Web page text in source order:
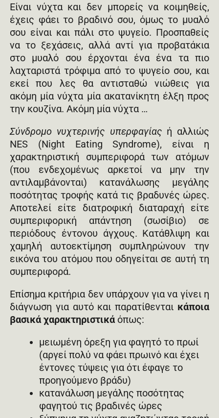
Είναι νύχτα και δεν μπορείς να κοιμηθείς,
έχεις φάει το βραδινό σου, όμως το μυαλό
σου είναι και πάλι στο ψυγείο. Προσπαθείς
να το ξεχάσεις, αλλά αντί για προβατάκια
στο μυαλό σου έρχονται ένα ένα τα πιο
λαχταριστά τρόφιμα από το ψυγείο σου, και
εκεί που λες θα αντισταθώ νιώθεις για
ακόμη μία νύχτα μία ακατανίκητη έλξη προς
την κουζίνα. Ακόμη μία νύχτα …
Σύνδρομο νυχτερινής υπερφαγίαςή αλλιώς
NES (Night Eating Syndrome), είναι η
χαρακτηριστική συμπεριφορά των ατόμων
(που ενδεχομένως αρκετοί να μην την
αντιλαμβάνονται) κατανάλωσης μεγάλης
ποσότητας τροφής κατά τις βραδυνές ώρες.
Αποτελεί είτε διατροφική διαταραχή είτε
συμπεριφορική απάντηση (σωσίβιο) σε
περιόδους έντονου άγχους. Κατάθλιψη και
χαμηλή αυτοεκτίμηση συμπληρώνουν την
εικόνα του ατόμου που οδηγείται σε αυτή τη
συμπεριφορά.
Επίσημα κριτήρια δεν υπάρχουν για να γίνει η
διάγνωση για αυτό και παρατίθενται κάποια
βασικά χαρακτηριστικάόπως:
μειωμένη όρεξη για φαγητό το πρωί
(αργεί πολύ να φάει πρωινό και έχει
έντονες τύψεις για ότι έφαγε το
προηγούμενο βράδυ)
κατανάλωση μεγάλης ποσότητας
φαγητού τις βραδινές ώρες